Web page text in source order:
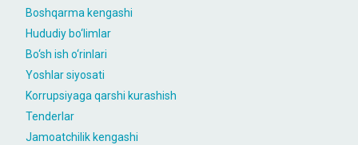
Boshqarma kengashi
Hududiy bo‘limlar
Bo‘sh ish o‘rinlari
Yoshlar siyosati
Korrupsiyaga qarshi kurashish
Tenderlar
Jamoatchilik kengashi